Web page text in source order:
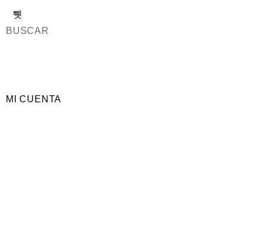
BUSCAR
MI CUENTA